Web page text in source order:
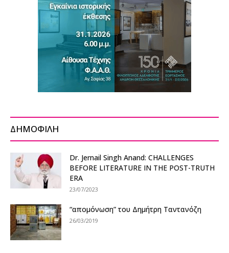
ΔΗΜΟΦΙΛΗ
Dr. Jernail Singh Anand: CHALLENGES
BEFORE LITERATURE IN THE POST-TRUTH
ERA
23/07/2023
“απομόνωση” του Δημήτρη Ταντανόζη
26/03/2019